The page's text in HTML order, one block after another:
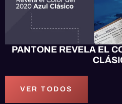
PANTONE REVELA EL
VER TODOS